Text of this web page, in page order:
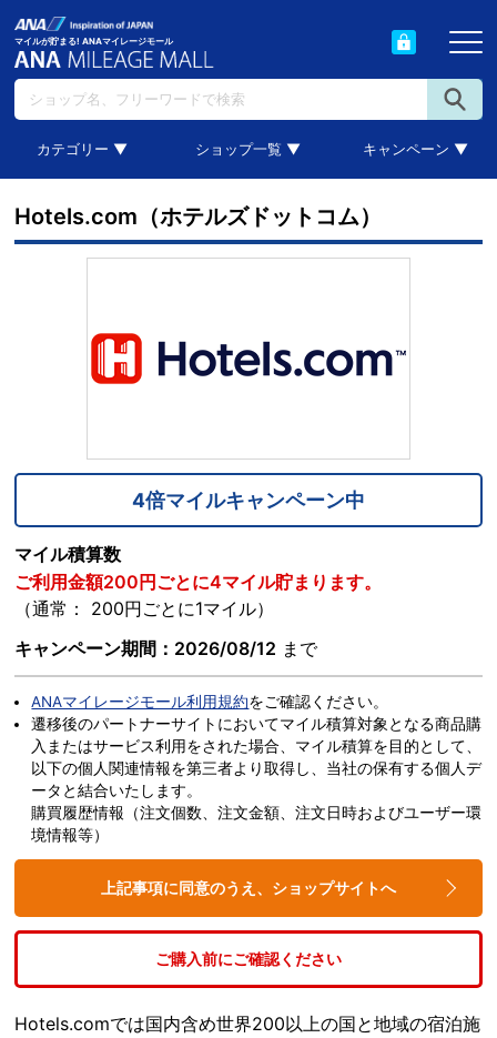
マイルが貯まる! ANAマイレージモール
カテゴリー ▼ ショップ一覧 ▼ キャンペーン ▼
Hotels.com（ホテルズドットコム）
4倍マイルキャンペーン中
マイル積算数
ご利用金額200円ごとに4マイル貯まります。
（通常： 200円ごとに1マイル）
キャンペーン期間：2026/08/12 まで
ANAマイレージモール利用規約をご確認ください。
遷移後のパートナーサイトにおいてマイル積算対象となる商品購
入またはサービス利用をされた場合、マイル積算を目的として、
以下の個人関連情報を第三者より取得し、当社の保有する個人デ
ータと結合いたします。
購買履歴情報（注文個数、注文金額、注文日時およびユーザー環
境情報等）
上記事項に同意のうえ、ショップサイトへ
ご購入前にご確認ください
Hotels.comでは国内含め世界200以上の国と地域の宿泊施